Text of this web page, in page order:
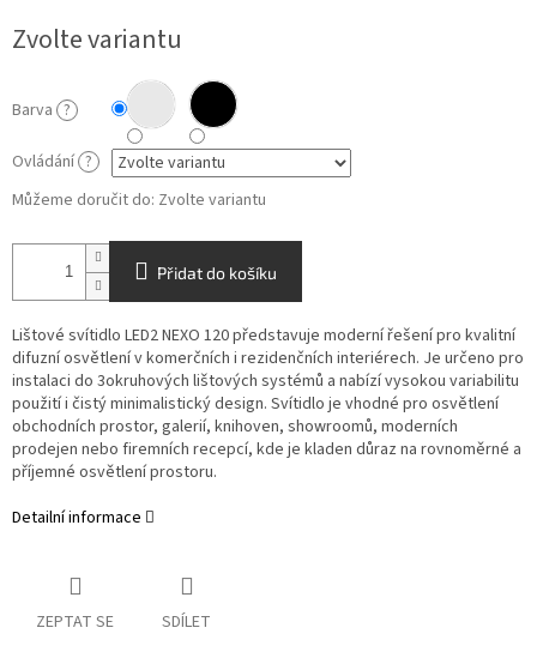
cena:
Zvolte variantu
Barva ?
Ovládání ?
Můžeme doručit do: Zvolte variantu
Přidat do košíku
Lištové svítidlo LED2 NEXO 120 představuje moderní řešení pro kvalitní
difuzní osvětlení v komerčních i rezidenčních interiérech. Je určeno pro
instalaci do 3okruhových lištových systémů a nabízí vysokou variabilitu
použití i čistý minimalistický design. Svítidlo je vhodné pro osvětlení
obchodních prostor, galerií, knihoven, showroomů, moderních
prodejen nebo firemních recepcí, kde je kladen důraz na rovnoměrné a
příjemné osvětlení prostoru.
Detailní informace
ZEPTAT SE SDÍLET